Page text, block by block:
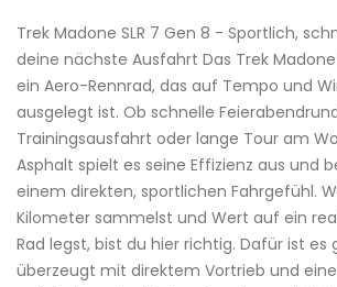
Trek Madone SLR 7 Gen 8 - Sportlich,
deine nächste Ausfahrt Das Trek Madone
ein Aero-Rennrad, das auf Tempo und
ausgelegt ist. Ob schnelle
Trainingsausfahrt oder lange Tour am
Asphalt spielt es seine Effizienz aus und
einem direkten, sportlichen Fahrgefühl.
Kilometer sammelst und Wert auf ein
Rad legst, bist du hier richtig. Dafür ist es
überzeugt mit direktem Vortrieb und